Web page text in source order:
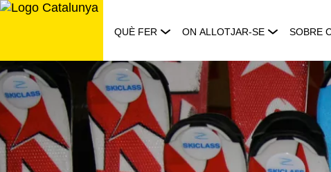
Saltar
QUÈ FER ON ALLOTJAR-SE SOBRE